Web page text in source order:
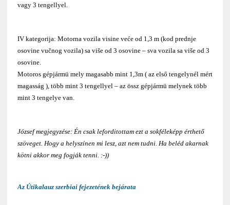
vagy 3 tengellyel.
IV kategorija: Motorna vozila visine veće od 1,3 m (kod prednje
osovine vučnog vozila) sa više od 3 osovine – sva vozila sa više od 3
osovine.
Motoros gépjármü mely magasabb mint 1,3m ( az első tengelynél mért
magasság ), több mint 3 tengellyel – az össz gépjármü melynek több
mint 3 tengelye van.
József megjegyzése: Én csak leforditottam ezt a sokféleképp érthető
szöveget. Hogy a helyszínen mi lesz, azt nem tudni. Ha beléd akarnak
kötni akkor meg fogják tenni. :-))
Az Útikalauz szerbiai fejezetének bejárata